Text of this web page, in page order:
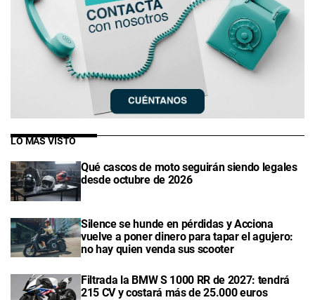
LO MÁS VISTO
Qué cascos de moto seguirán siendo legales
desde octubre de 2026
Silence se hunde en pérdidas y Acciona
vuelve a poner dinero para tapar el agujero:
no hay quien venda sus scooter
Filtrada la BMW S 1000 RR de 2027: tendrá
215 CV y costará más de 25.000 euros